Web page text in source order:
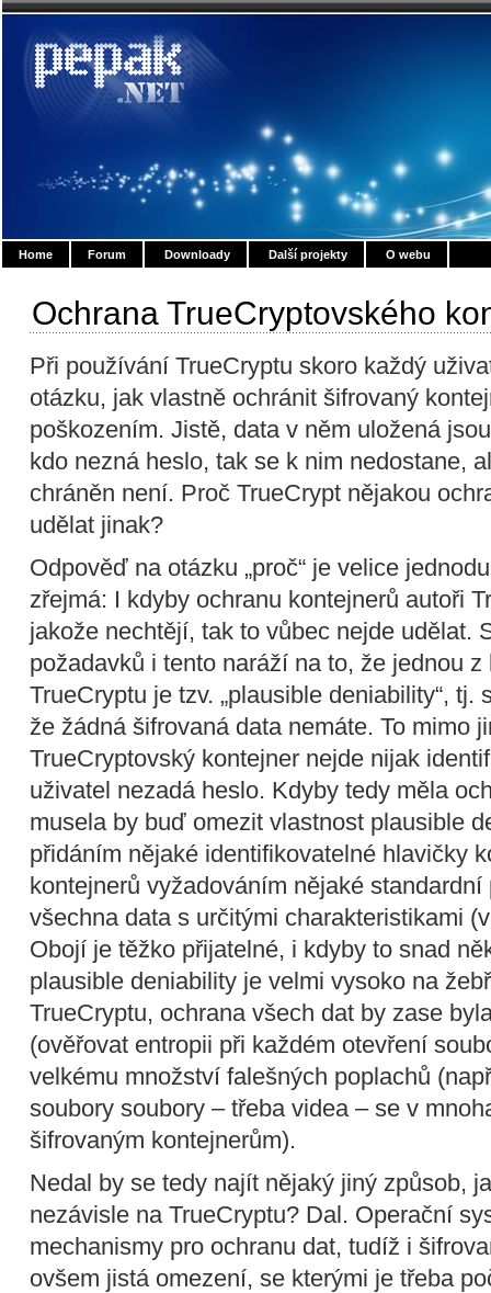
Home Forum Downloady Další projekty O webu
Ochrana TrueCryptovského
Při používání TrueCryptu skoro každý
otázku, jak vlastně ochránit šifrovaný
poškozením. Jistě, data v něm uložená
kdo nezná heslo, tak se k nim nedostane,
chráněn není. Proč TrueCrypt nějakou
udělat jinak?
Odpověď na otázku „proč“ je velice
zřejmá: I kdyby ochranu kontejnerů autoři
jakože nechtějí, tak to vůbec nejde udělat.
požadavků i tento naráží na to, že jednou
TrueCryptu je tzv. „plausible deniability“,
že žádná šifrovaná data nemáte. To mimo
TrueCryptovský kontejner nejde nijak
uživatel nezadá heslo. Kdyby tedy měla
musela by buď omezit vlastnost plausible
přidáním nějaké identifikovatelné hlavičky
kontejnerů vyžadováním nějaké
všechna data s určitými charakteristikami
Obojí je těžko přijatelné, i kdyby to snad
plausible deniability je velmi vysoko na
TrueCryptu, ochrana všech dat by zase
(ověřovat entropii při každém otevření
velkému množství falešných poplachů
soubory soubory – třeba videa – se v
šifrovaným kontejnerům).
Nedal by se tedy najít nějaký jiný způsob,
nezávisle na TrueCryptu? Dal. Operační
mechanismy pro ochranu dat, tudíž i
ovšem jistá omezení, se kterými je třeba